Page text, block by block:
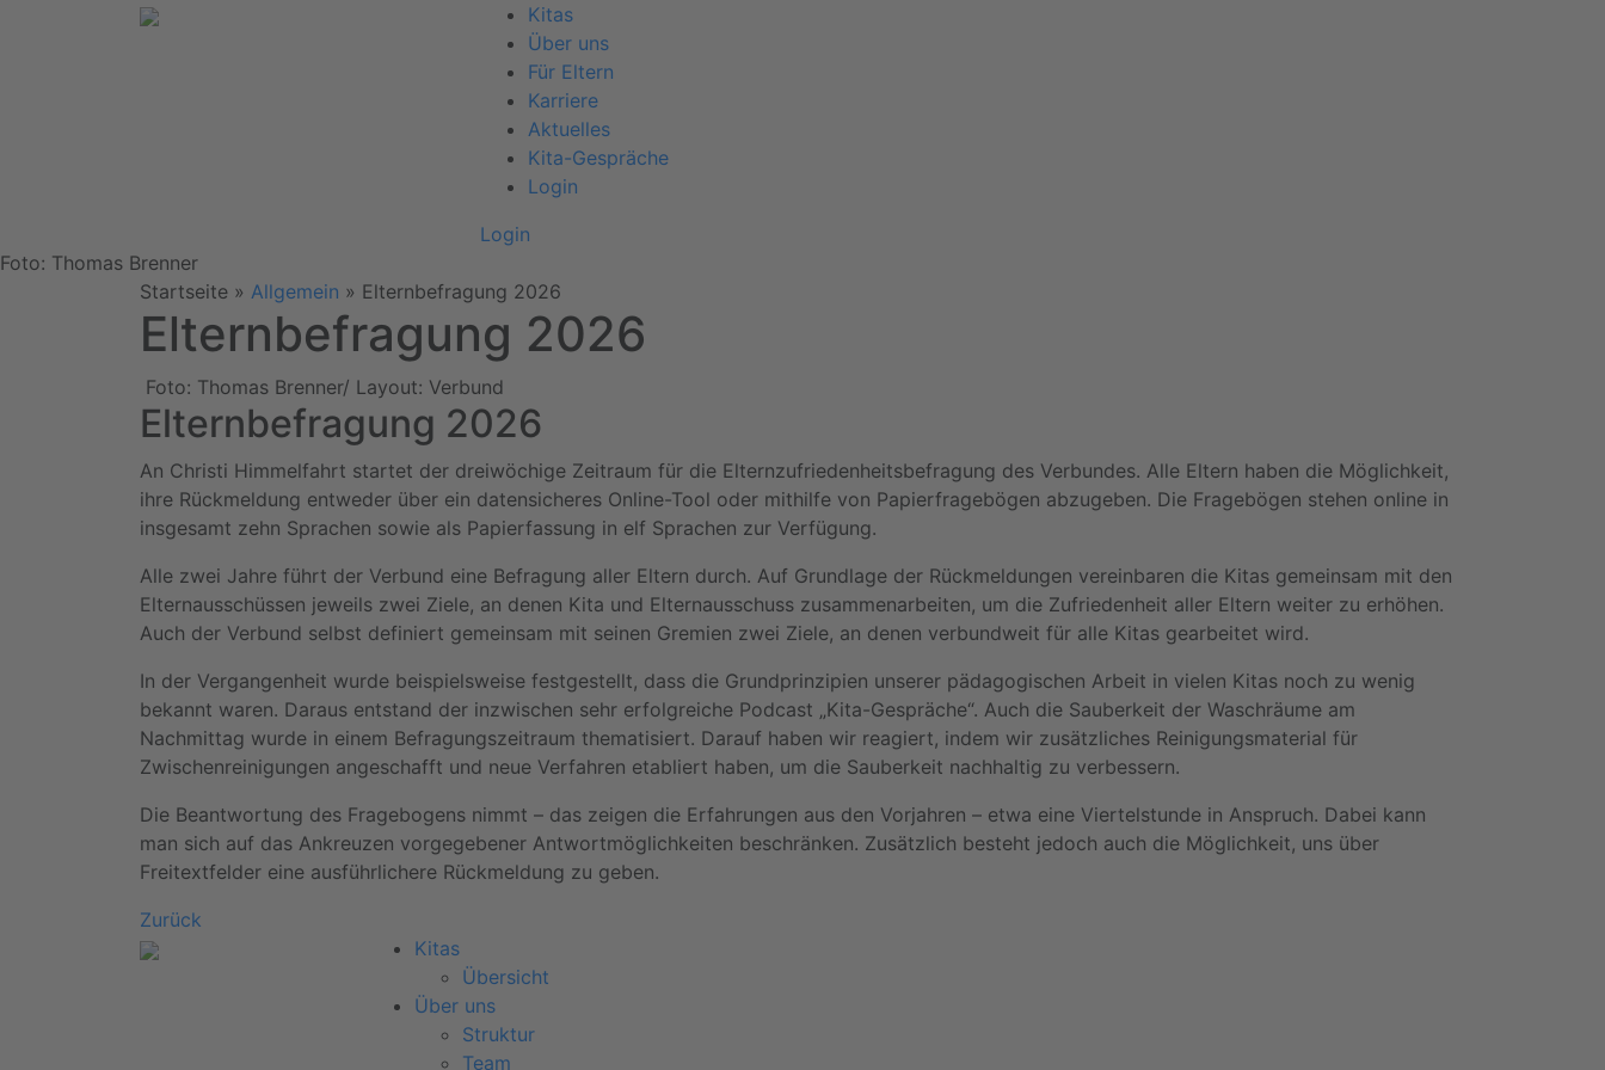
Kitas
Über uns
Für Eltern
Karriere
Aktuelles
Kita-Gespräche
Login
Login
Foto: Thomas Brenner
Startseite » Allgemein » Elternbefragung 2026
Elternbefragung 2026
Foto: Thomas Brenner/ Layout: Verbund
Elternbefragung 2026
An Christi Himmelfahrt startet der dreiwöchige Zeitraum für die Elternzufriedenheitsbefragung des Verbundes. Alle Eltern haben die Möglichkeit,
ihre Rückmeldung entweder über ein datensicheres Online-Tool oder mithilfe von Papierfragebögen abzugeben. Die Fragebögen stehen online in
insgesamt zehn Sprachen sowie als Papierfassung in elf Sprachen zur Verfügung.
Alle zwei Jahre führt der Verbund eine Befragung aller Eltern durch. Auf Grundlage der Rückmeldungen vereinbaren die Kitas gemeinsam mit den
Elternausschüssen jeweils zwei Ziele, an denen Kita und Elternausschuss zusammenarbeiten, um die Zufriedenheit aller Eltern weiter zu erhöhen.
Auch der Verbund selbst definiert gemeinsam mit seinen Gremien zwei Ziele, an denen verbundweit für alle Kitas gearbeitet wird.
In der Vergangenheit wurde beispielsweise festgestellt, dass die Grundprinzipien unserer pädagogischen Arbeit in vielen Kitas noch zu wenig
bekannt waren. Daraus entstand der inzwischen sehr erfolgreiche Podcast „Kita-Gespräche“. Auch die Sauberkeit der Waschräume am
Nachmittag wurde in einem Befragungszeitraum thematisiert. Darauf haben wir reagiert, indem wir zusätzliches Reinigungsmaterial für
Zwischenreinigungen angeschafft und neue Verfahren etabliert haben, um die Sauberkeit nachhaltig zu verbessern.
Die Beantwortung des Fragebogens nimmt – das zeigen die Erfahrungen aus den Vorjahren – etwa eine Viertelstunde in Anspruch. Dabei kann
man sich auf das Ankreuzen vorgegebener Antwortmöglichkeiten beschränken. Zusätzlich besteht jedoch auch die Möglichkeit, uns über
Freitextfelder eine ausführlichere Rückmeldung zu geben.
Zurück
Kitas
Übersicht
Über uns
Struktur
Team